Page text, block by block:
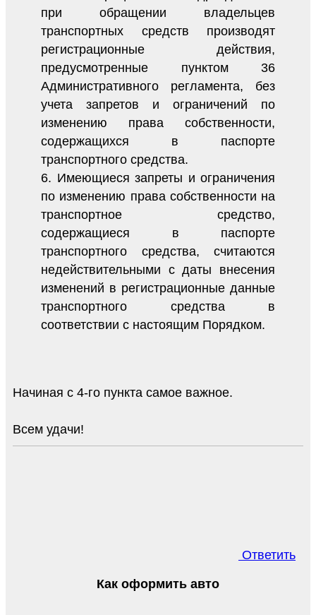
при обращении владельцев
транспортных средств производят
регистрационные действия,
предусмотренные пунктом 36
Административного регламента, без
учета запретов и ограничений по
изменению права собственности,
содержащихся в паспорте
транспортного средства.
6. Имеющиеся запреты и ограничения
по изменению права собственности на
транспортное средство,
содержащиеся в паспорте
транспортного средства, считаются
недействительными с даты внесения
изменений в регистрационные данные
транспортного средства в
соответствии с настоящим Порядком.
Начиная с 4-го пункта самое важное.
Всем удачи!
Ответить
Как оформить авто